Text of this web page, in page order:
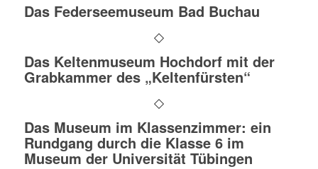
Das Federseemuseum Bad Buchau
Das Keltenmuseum Hochdorf mit der
Grabkammer des „Keltenfürsten“
Das Museum im Klassenzimmer: ein
Rundgang durch die Klasse 6 im
Museum der Universität Tübingen